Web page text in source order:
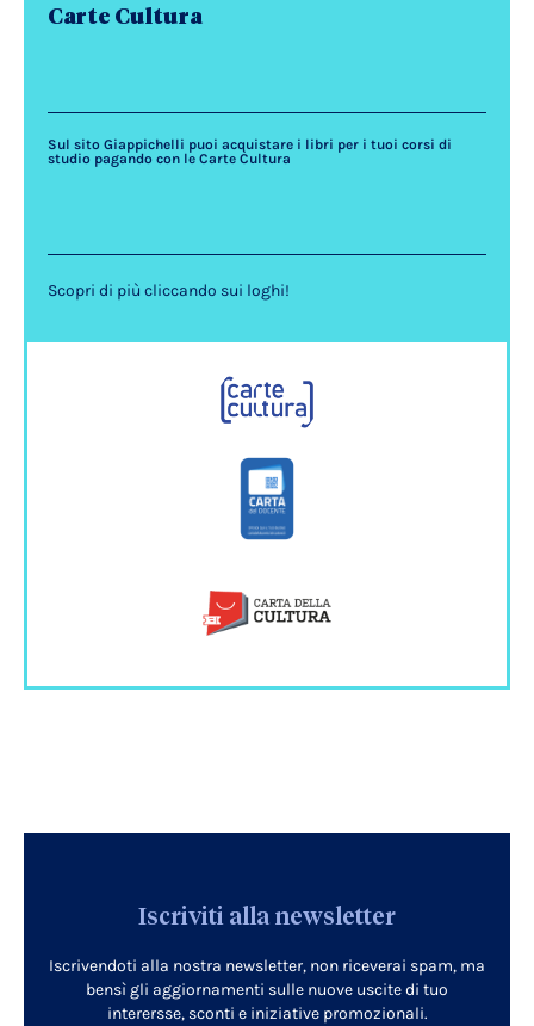
Carte Cultura
Sul sito Giappichelli puoi acquistare i libri per i tuoi corsi di
studio pagando con le Carte Cultura
Scopri di più cliccando sui loghi!
Iscriviti alla newsletter
Iscrivendoti alla nostra newsletter, non riceverai spam, ma
bensì gli aggiornamenti sulle nuove uscite di tuo
interersse, sconti e iniziative promozionali.